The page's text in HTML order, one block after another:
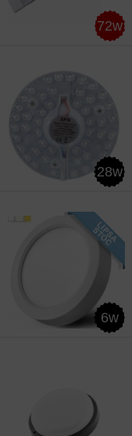
72w
28w
6w